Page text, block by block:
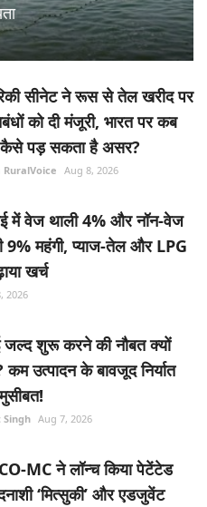
सीनेट ने रूस से तेल खरीद पर
को दी मंजूरी, भारत पर कब
पड़ सकता है असर?
RuralVoice Aug 8, 2026
में वेज थाली 4% और नॉन-वेज
9% महंगी, प्याज-तेल और LPG
खर्च
2026
जल्द शुरू करने की नौबत क्यों
उत्पादन के बावजूद निर्यात
Aug 7, 2026
MC ने लॉन्च किया पेटेंटेड
‘मित्सुकी’ और एडजुवेंट